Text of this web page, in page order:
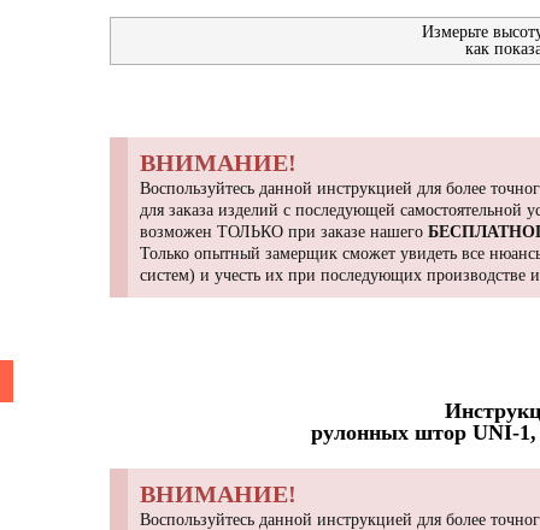
Измерьте
как
ВНИМАНИЕ!
Воспользуйтесь данной инструкцией для более
для заказа изделий с последующей
возможен ТОЛЬКО при заказе нашего
Только опытный замерщик сможет увидеть все
систем) и учесть их при последующих производстве
рулонных штор UNI-
ВНИМАНИЕ!
Воспользуйтесь данной инструкцией для более